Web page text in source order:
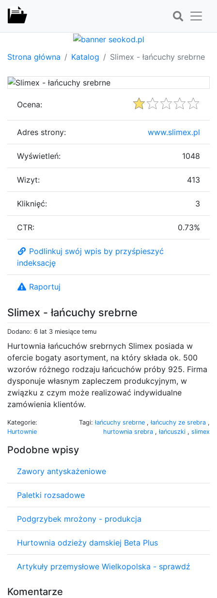
Strona główna Katalog Slimex - łańcuchy srebrne
Slimex - łańcuchy srebrne
Dodano: 6 lat 3 miesiące temu
Hurtownia łańcuchów srebrnych Slimex posiada w
ofercie bogaty asortyment, na który składa ok. 500
wzorów różnego rodzaju łańcuchów próby 925. Firma
dysponuje własnym zapleczem produkcyjnym, w
związku z czym może realizować indywidualne
zamówienia klientów.
Kategorie:
Hurtownie
Tagi: łańcuchy srebrne , łańcuchy ze srebra ,
hurtownia srebra , łańcuszki , slimex
Podobne wpisy
Zawory antyskażeniowe
Paletki rozsadowe
Podgrzybek mrożony - produkcja
Hurtownia odzieży damskiej Beta Plus
Artykuły przemysłowe Wielkopolska - sprawdź
Komentarze
Ocena:
Adres strony: www.slimex.pl
Wyświetleń: 1048
Wizyt: 413
Kliknięć: 3
CTR: 0.73%
Podlinkuj swój wpis by przyśpieszyć
indeksację
Raportuj